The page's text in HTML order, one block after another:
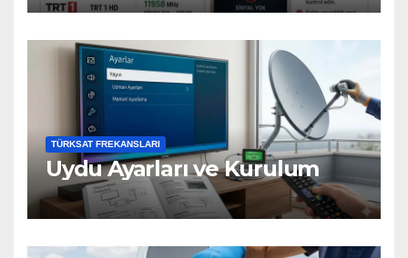
TÜRKSAT FREKANSLARI
Uydu Ayarları ve Kurulum